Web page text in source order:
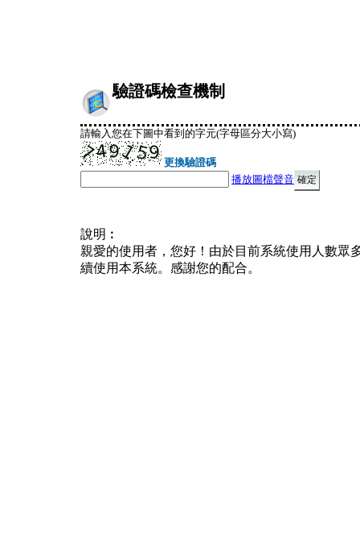
驗證碼檢查機制
請輸入您在下圖中看到的字元(字母區分大小寫)
更換驗證碼
播放圖檔聲音
說明︰
親愛的使用者，您好！由於目前系統使用人數眾
續使用本系統。感謝您的配合。